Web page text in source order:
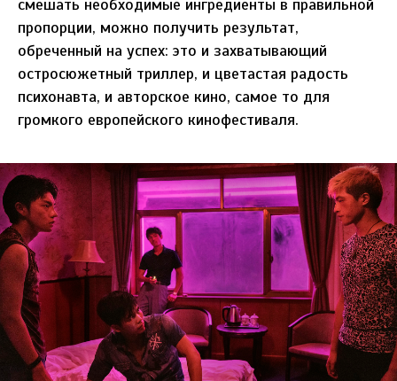
смешать необходимые ингредиенты в правильной
пропорции, можно получить результат,
обреченный на успех: это и захватывающий
остросюжетный триллер, и цветастая радость
психонавта, и авторское кино, самое то для
громкого европейского кинофестиваля.